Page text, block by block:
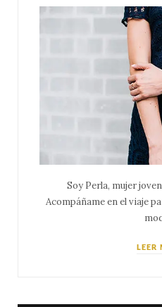
Soy Perla, mujer
Acompáñame en el viaje
LEER